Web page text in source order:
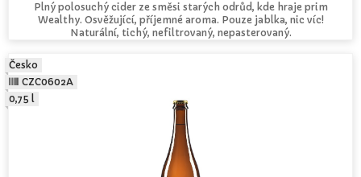
Plný polosuchý cider ze směsi starých odrůd, kde hraje prim
Wealthy. Osvěžující, příjemné aroma. Pouze jablka, nic víc!
Naturální, tichý, nefiltrovaný, nepasterovaný.
Česko
CZC0602A
0,75 l